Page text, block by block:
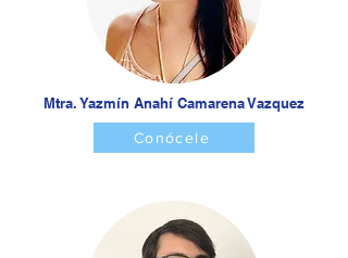
Mtra. Yazmín Anahí Camarena Vazquez
Conócele